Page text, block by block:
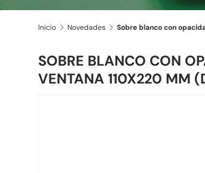
Inicio Novedades
SOBRE BLANCO CON
VENTANA 110X220 MM